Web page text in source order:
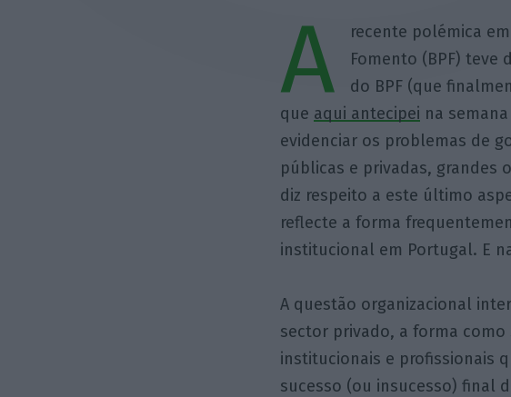
A
recente polémica
Fomento (BPF)
do BPF (que
que aqui antecipei na
evidenciar os problemas de
públicas e privadas, grandes
diz respeito a este último
reflecte a forma
institucional em Portugal. E
A questão organizacional
sector privado, a forma como
institucionais e profissionais
sucesso (ou insucesso) final